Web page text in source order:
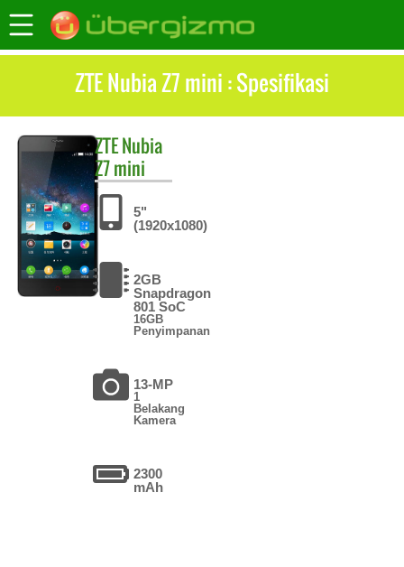
ZTE Nubia Z7 mini : Spesifikasi
ZTENubia
Z7 mini
5"
(1920x1080)
2GB
Snapdragon
801 SoC
16GB
Penyimpanan
13-MP
1
Belakang
Kamera
2300
mAh